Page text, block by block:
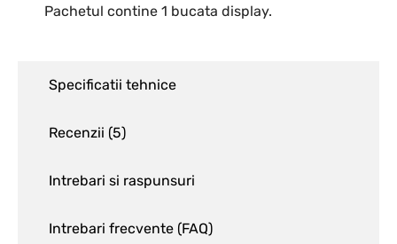
Specificatii tehnice
Recenzii (5)
Intrebari si raspunsuri
Intrebari frecvente (FAQ)
Pachetul contine 1 bucata display.